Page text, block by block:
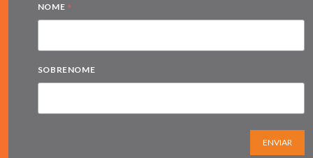
NOME *
SOBRENOME
ENVIAR